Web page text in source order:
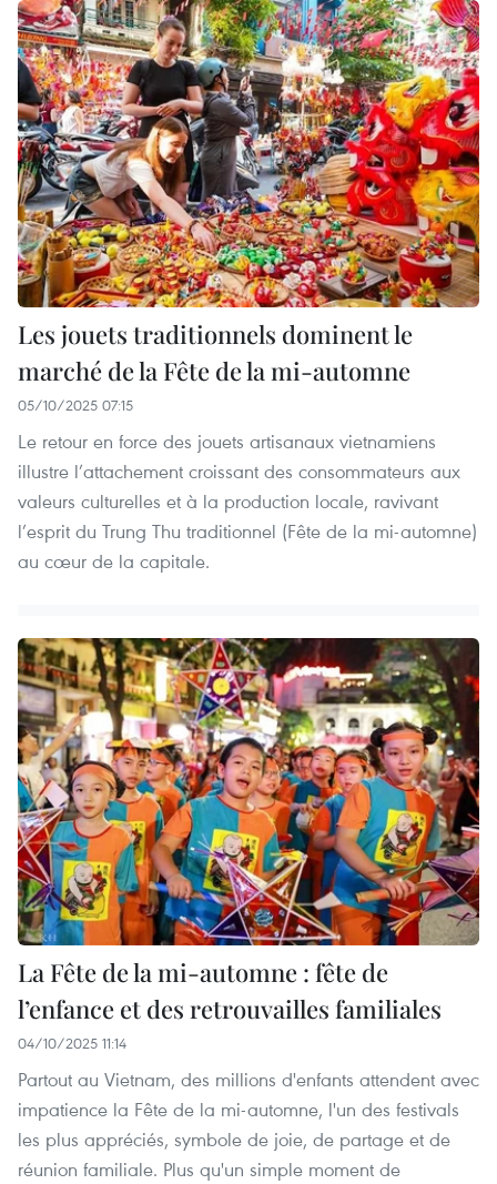
Les jouets traditionnels dominent le
marché de la Fête de la mi-automne
05/10/2025 07:15
Le retour en force des jouets artisanaux vietnamiens
illustre l’attachement croissant des consommateurs aux
valeurs culturelles et à la production locale, ravivant
l’esprit du Trung Thu traditionnel (Fête de la mi-automne)
au cœur de la capitale.
La Fête de la mi-automne : fête de
l’enfance et des retrouvailles familiales
04/10/2025 11:14
Partout au Vietnam, des millions d'enfants attendent avec
impatience la Fête de la mi-automne, l'un des festivals
les plus appréciés, symbole de joie, de partage et de
réunion familiale. Plus qu'un simple moment de